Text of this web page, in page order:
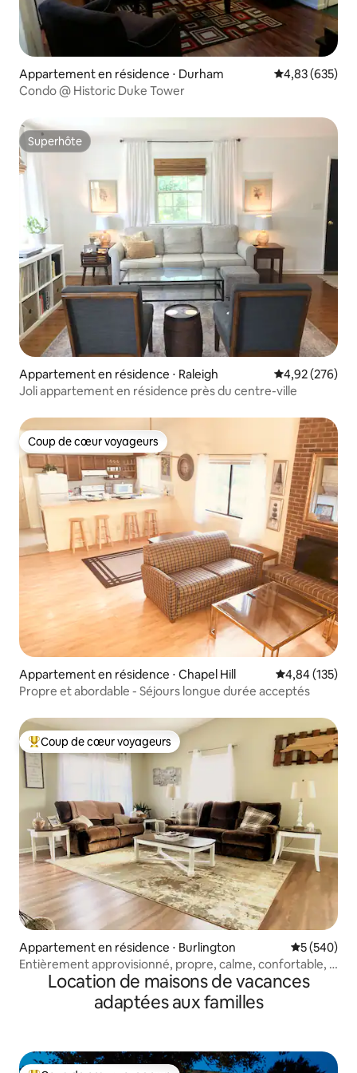
Appartement en résidence ⋅ Durham Évaluation
4,83 (635)
Condo @ Historic Duke Tower
Superhôte
Superhôte
Appartement en résidence ⋅ Raleigh Évaluation
4,92 (276)
Joli appartement en résidence près du centre-ville
Coup de cœur voyageurs
Coup de cœur voyageurs
Appartement en résidence ⋅ Chapel Hill Évaluation
4,84 (135)
Propre et abordable - Séjours longue durée acceptés
Coups de cœur voyageurs les plus appréciés
Coup de cœur voyageurs
Appartement en résidence ⋅ Burlington Évaluation
5 (540)
Entièrement approvisionné, propre, calme, confortable, à
1 mile de la 85/40
Location de maisons de vacances
adaptées aux familles